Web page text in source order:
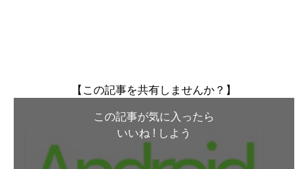
【この記事を共有しませんか？】
この記事が気に入ったら
いいね ! しよう